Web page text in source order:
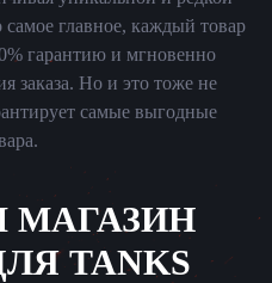
главное, каждый товар
гарантию и мгновенно
заказа. Но и это тоже не
самые выгодные
МАГАЗИН
TANKS